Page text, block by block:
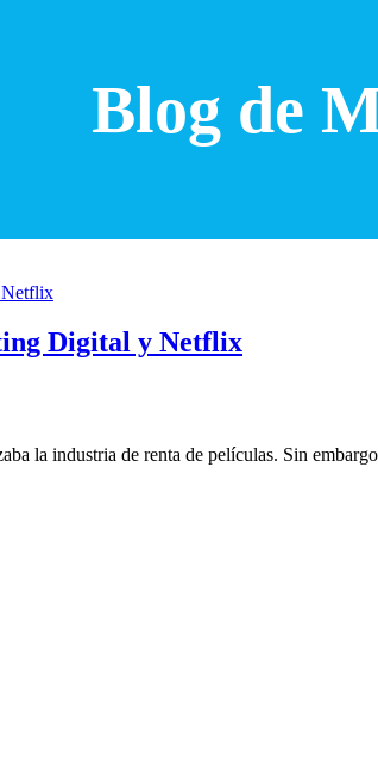
Blog de
Digital y Netflix
la industria de renta de películas. Sin